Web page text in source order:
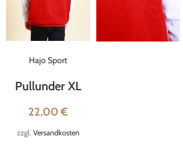
Hajo Sport
Pullunder XL
22,00 €
zzgl. Versandkosten